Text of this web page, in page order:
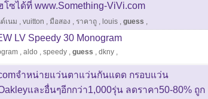
โซได้ที่ www.Something-ViVi.com
เนม , vuitton , มือสอง , ราคาถู , louis , guess ,
LV Speedy 30 Monogram
, aldo , speedy , guess , dkny ,
จำหน่ายแว่นตาแว่นกันแดด กรอบแว่น
และอื่นๆอีกกว่า1,000รุ่น ลดราคา50-80% ถูก